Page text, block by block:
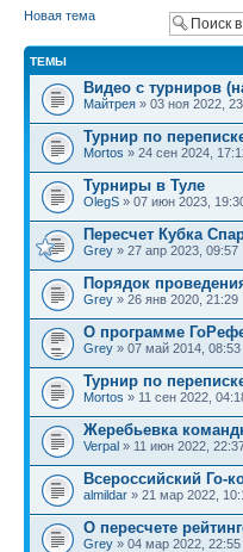
Новая тема
ТЕМЫ
Видео с турниров
Майтрея » 03 ноя 2022,
Турнир по
Mortos » 24 сен 2024,
Турниры в Туле
OlegS » 07 июн 2023,
Пересчет Кубка
Grey » 27 апр 2023, 09:57
Порядок
Grey » 26 янв 2020, 21:29
О программе
Grey » 07 май 2014, 08:53
Турнир по
Mortos » 11 сен 2022,
Жеребьевка
Verpal » 11 июн 2022,
Всероссийский Го-
almildar » 21 мар 2022,
О пересчете
Grey » 04 мар 2022, 22:55